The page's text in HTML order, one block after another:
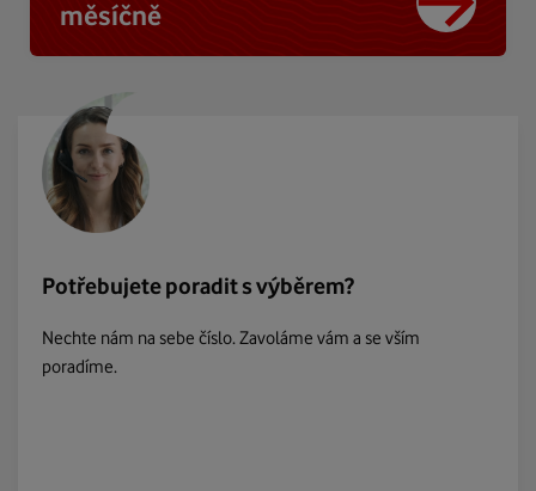
měsíčně
Potřebujete poradit s výběrem?
Nechte nám na sebe číslo. Zavoláme vám a se vším
poradíme.